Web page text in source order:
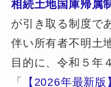
相続土地国庫帰属
が引き取る制度で
伴い所有者不明土
目的に、令和５年
「
【2026年最新